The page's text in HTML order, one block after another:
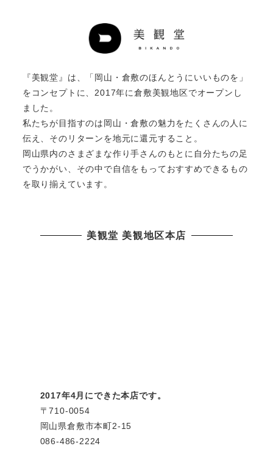
『美観堂』は、「岡山・倉敷のほんとうにいいものを」
をコンセプトに、2017年に倉敷美観地区でオープンし
ました。
私たちが目指すのは岡山・倉敷の魅力をたくさんの人に
伝え、そのリターンを地元に還元すること。
岡山県内のさまざまな作り手さんのもとに自分たちの足
でうかがい、その中で自信をもっておすすめできるもの
を取り揃えています。
美観堂 美観地区本店
2017年4月にできた本店です。
〒710-0054
岡山県倉敷市本町2-15
086-486-2224